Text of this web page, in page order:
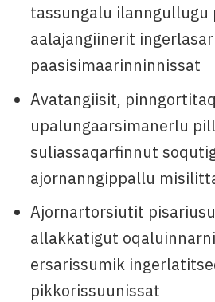
tassungalu
aalajangiinerit
paasisimaarinninnissat
Avatangiisit,
upalungaarsimanerlu
suliassaqarfinnut
ajornanngippallu
Ajornartorsiutit
allakkatigut
ersarissumik
pikkorissuunissat